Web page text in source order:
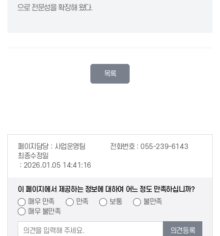
으로 전문성을 확장해 왔다.
목록
페이지담당 사업운영팀 전화번호
055-239-6143
최종수정일
2026.01.05 14:41:16
이 페이지에서 제공하는 정보에 대하여 어느 정도 만족하십니까?
매우 만족
만족 보통
불만족
매우 불만족
의견등록